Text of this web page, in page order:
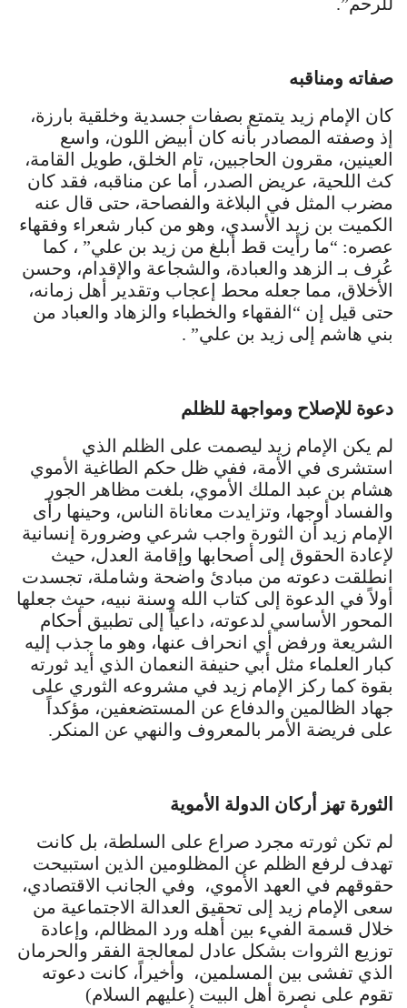
صفاته ومناقبه
كان الإمام زيد يتمتع بصفات جسدية وخلقية بارزة،
إذ وصفته المصادر بأنه كان أبيض اللون، واسع
العينين، مقرون الحاجبين، تام الخلق، طويل القامة،
كث اللحية، عريض الصدر، أما عن مناقبه، فقد كان
مضرب المثل في البلاغة والفصاحة، حتى قال عنه
الكميت بن زيد الأسدي، وهو من كبار شعراء وفقهاء
عصره: “ما رأيت قط أبلغ من زيد بن علي” ، كما
عُرف بـ الزهد والعبادة، والشجاعة والإقدام، وحسن
الأخلاق، مما جعله محط إعجاب وتقدير أهل زمانه،
حتى قيل إن “الفقهاء والخطباء والزهاد والعباد من
بني هاشم إلى زيد بن علي” .
دعوة للإصلاح ومواجهة للظلم
لم يكن الإمام زيد ليصمت على الظلم الذي
استشرى في الأمة، ففي ظل حكم الطاغية الأموي
هشام بن عبد الملك الأموي، بلغت مظاهر الجور
والفساد أوجها، وتزايدت معاناة الناس، وحينها رأى
الإمام زيد أن الثورة واجب شرعي وضرورة إنسانية
لإعادة الحقوق إلى أصحابها وإقامة العدل، حيث
انطلقت دعوته من مبادئ واضحة وشاملة، تجسدت
أولاً في الدعوة إلى كتاب الله وسنة نبيه، حيث جعلها
المحور الأساسي لدعوته، داعياً إلى تطبيق أحكام
الشريعة ورفض أي انحراف عنها، وهو ما جذب إليه
كبار العلماء مثل أبي حنيفة النعمان الذي أيد ثورته
بقوة كما ركز الإمام زيد في مشروعه الثوري على
جهاد الظالمين والدفاع عن المستضعفين، مؤكداً
على فريضة الأمر بالمعروف والنهي عن المنكر.
الثورة تهز أركان الدولة الأموية
لم تكن ثورته مجرد صراع على السلطة، بل كانت
تهدف لرفع الظلم عن المظلومين الذين استبيحت
حقوقهم في العهد الأموي، وفي الجانب الاقتصادي،
سعى الإمام زيد إلى تحقيق العدالة الاجتماعية من
خلال قسمة الفيء بين أهله ورد المظالم، وإعادة
توزيع الثروات بشكل عادل لمعالجة الفقر والحرمان
الذي تفشى بين المسلمين، وأخيراً، كانت دعوته
تقوم على نصرة أهل البيت (عليهم السلام)